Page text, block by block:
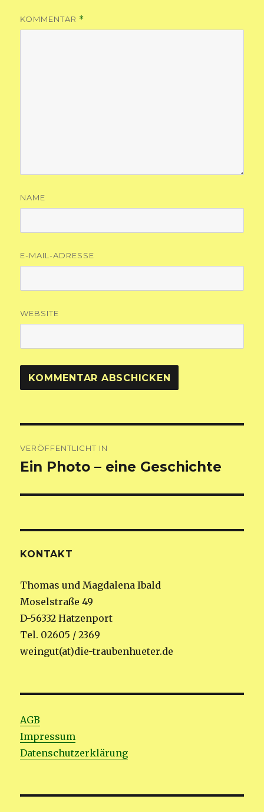
KOMMENTAR *
NAME
E-MAIL-ADRESSE
WEBSITE
VERÖFFENTLICHT IN
Ein Photo – eine Geschichte
KONTAKT
Thomas und Magdalena Ibald
Moselstraße 49
D-56332 Hatzenport
Tel. 02605 / 2369
weingut(at)die-traubenhueter.de
AGB
Impressum
Datenschutzerklärung